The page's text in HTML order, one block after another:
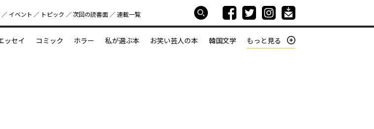
イベント トピック 次回の読書⾯ 連載一覧
ッセイ コミック ホラー 私が選ぶ本 お笑い芸人の本 韓国文学 もっと見る